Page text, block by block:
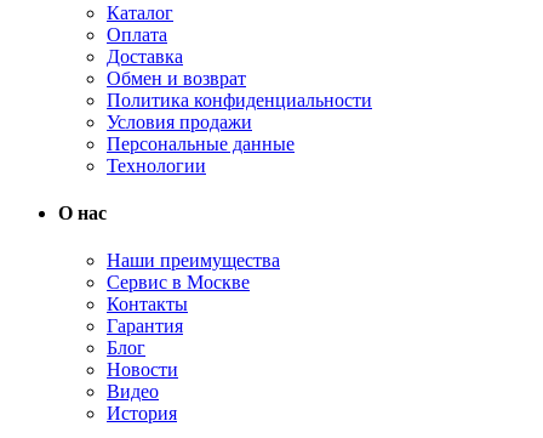
Каталог
Оплата
Доставка
Обмен и возврат
Политика конфиденциальности
Условия продажи
Персональные данные
Технологии
О нас
Наши преимущества
Сервис в Москве
Контакты
Гарантия
Блог
Новости
Видео
История